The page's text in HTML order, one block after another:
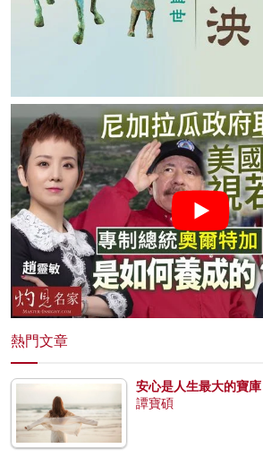
熱門文章
安心是人生最大的寶庫
譚寶碩